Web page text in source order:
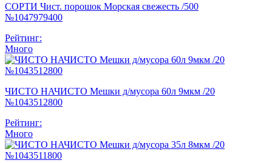
СОРТИ Чист. порошок Морская свежесть /500
№1047979400
Рейтинг:
Много
ЧИСТО НАЧИСТО Мешки д/мусора 60л 9мкм /20
№1043512800
Рейтинг:
Много